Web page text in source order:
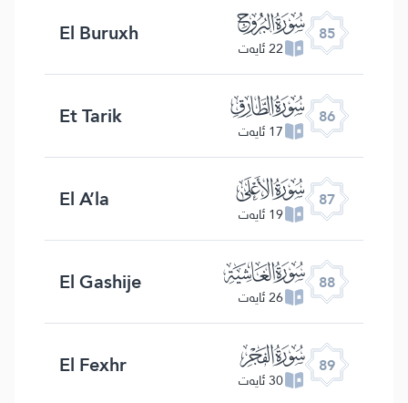
85 ﰂ
22 ئايەت El Buruxh
86 ﰃ
17 ئايەت Et Tarik
87 ﰄ
19 ئايەت El A’la
88 ﰅ
26 ئايەت El Gashije
89 ﰆ
30 ئايەت El Fexhr